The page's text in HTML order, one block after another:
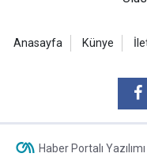
Anasayfa Künye
Haber Portalı Yazılımı